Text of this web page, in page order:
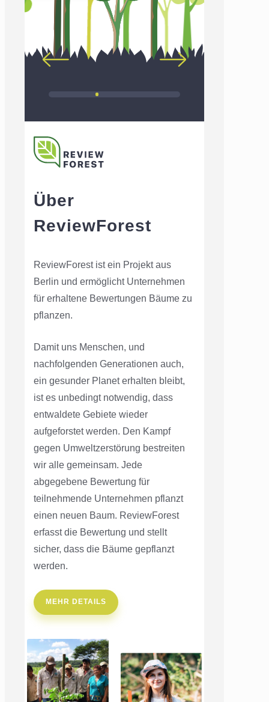
Über
ReviewForest
ReviewForest ist ein Projekt aus
Berlin und ermöglicht Unternehmen
für erhaltene Bewertungen Bäume zu
pflanzen.
Damit uns Menschen, und
nachfolgenden Generationen auch,
ein gesunder Planet erhalten bleibt,
ist es unbedingt notwendig, dass
entwaldete Gebiete wieder
aufgeforstet werden. Den Kampf
gegen Umweltzerstörung bestreiten
wir alle gemeinsam. Jede
abgegebene Bewertung für
teilnehmende Unternehmen pflanzt
einen neuen Baum. ReviewForest
erfasst die Bewertung und stellt
sicher, dass die Bäume gepflanzt
werden.
MEHR DETAILS